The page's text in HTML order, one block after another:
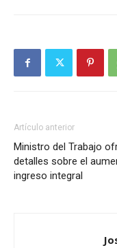
Artículo anterior
Ministro del Trabajo
detalles sobre el
ingreso integral